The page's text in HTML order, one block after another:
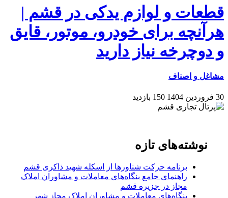
قطعات و لوازم یدکی در قشم |
هرآنچه برای خودرو، موتور، قایق
و دوچرخه نیاز دارید
مشاغل و اصناف
30 فروردین 1404 150 بازدید
نوشته‌های تازه
برنامه حرکت شناورها از اسکله شهید ذاکری قشم
راهنمای جامع بنگاه‌های معاملات و مشاوران املاک
مجاز در جزیره قشم
بنگاه‌های معاملات و مشاوران املاک مجاز شهر